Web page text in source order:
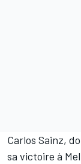
Carlos Sainz,
sa victoire à